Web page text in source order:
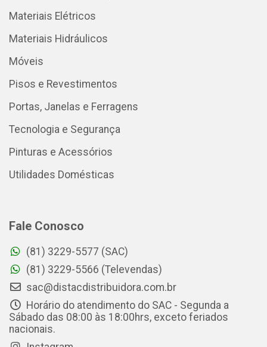
Materiais Elétricos
Materiais Hidráulicos
Móveis
Pisos e Revestimentos
Portas, Janelas e Ferragens
Tecnologia e Segurança
Pinturas e Acessórios
Utilidades Domésticas
Fale Conosco
(81) 3229-5577 (SAC)
(81) 3229-5566 (Televendas)
sac@distacdistribuidora.com.br
Horário do atendimento do SAC - Segunda a
Sábado das 08:00 às 18:00hrs, exceto feriados
nacionais.